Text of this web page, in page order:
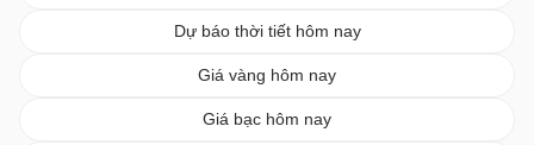
Dự báo thời tiết hôm nay
Giá vàng hôm nay
Giá bạc hôm nay